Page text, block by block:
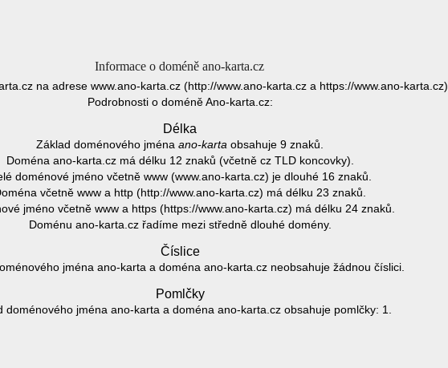
Informace o doméně ano-karta.cz
na adrese www.ano-karta.cz (http://www.ano-karta.cz a https://www.ano-karta.cz).
Podrobnosti o doméně Ano-karta.cz:
Délka
Základ doménového jména ano-karta obsahuje 9 znaků.
Doména ano-karta.cz má délku 12 znaků (včetně cz TLD koncovky).
doménové jméno včetně www (www.ano-karta.cz) je dlouhé 16 znaků.
včetně www a http (http://www.ano-karta.cz) má délku 23 znaků.
jméno včetně www a https (https://www.ano-karta.cz) má délku 24 znaků.
Doménu ano-karta.cz řadíme mezi středně dlouhé domény.
Číslice
jména ano-karta a doména ano-karta.cz neobsahuje žádnou číslici.
Pomlčky
doménového jména ano-karta a doména ano-karta.cz obsahuje pomlčky: 1.